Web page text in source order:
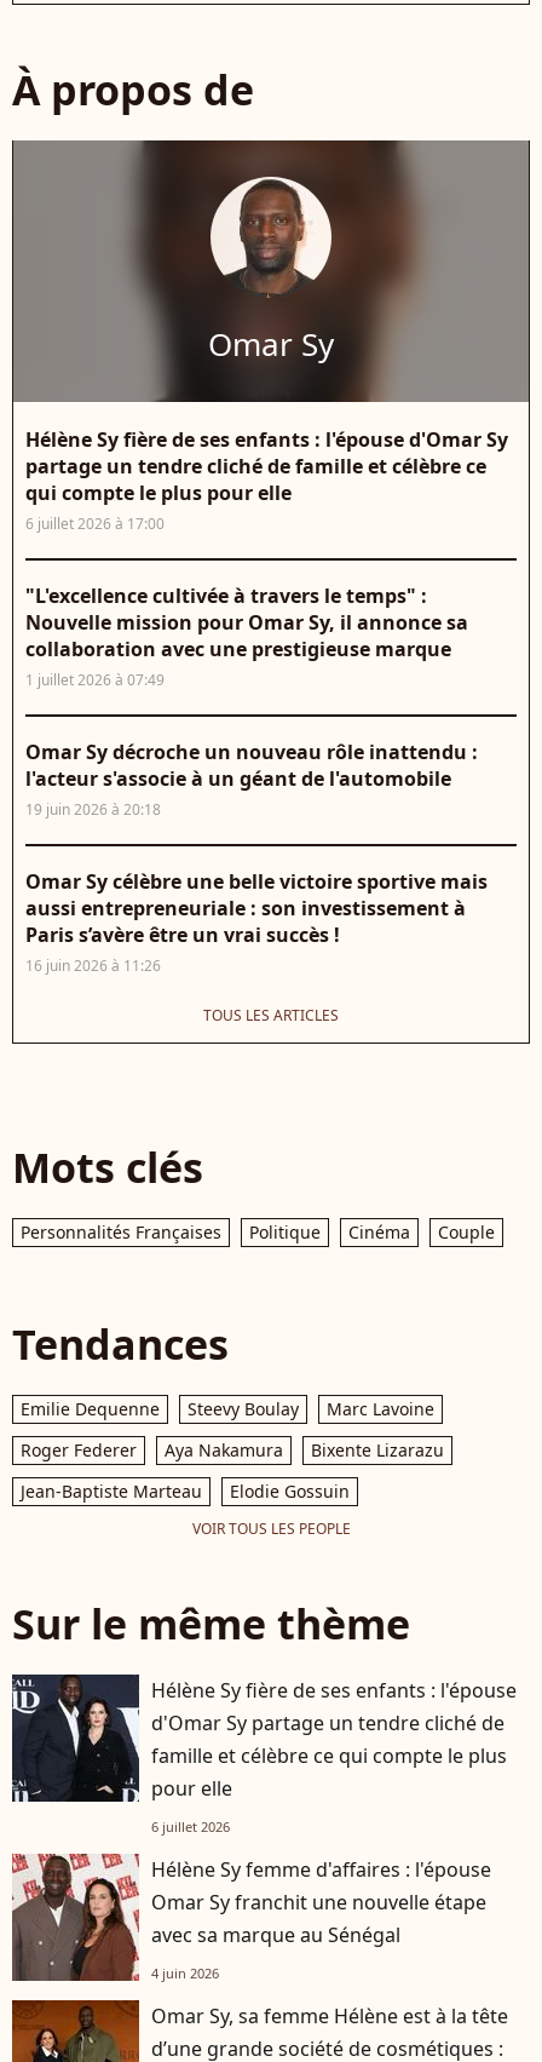
À propos de
Omar Sy
Hélène Sy fière de ses enfants : l'épouse d'Omar Sy
partage un tendre cliché de famille et célèbre ce
qui compte le plus pour elle
6 juillet 2026 à 17:00
"L'excellence cultivée à travers le temps" :
Nouvelle mission pour Omar Sy, il annonce sa
collaboration avec une prestigieuse marque
1 juillet 2026 à 07:49
Omar Sy décroche un nouveau rôle inattendu :
l'acteur s'associe à un géant de l'automobile
19 juin 2026 à 20:18
Omar Sy célèbre une belle victoire sportive mais
aussi entrepreneuriale : son investissement à
Paris s’avère être un vrai succès !
16 juin 2026 à 11:26
TOUS LES ARTICLES
Mots clés
Personnalités Françaises Politique Cinéma Couple
Tendances
Emilie Dequenne Steevy Boulay
Marc Lavoine
Roger Federer
Aya Nakamura
Bixente Lizarazu
Jean-Baptiste Marteau
Elodie Gossuin
VOIR TOUS LES PEOPLE
Sur le même thème
Hélène Sy fière de ses enfants : l'épouse
d'Omar Sy partage un tendre cliché de
famille et célèbre ce qui compte le plus
pour elle
6 juillet 2026
Hélène Sy femme d'affaires : l'épouse
Omar Sy franchit une nouvelle étape
avec sa marque au Sénégal
4 juin 2026
Omar Sy, sa femme Hélène est à la tête
d’une grande société de cosmétiques :